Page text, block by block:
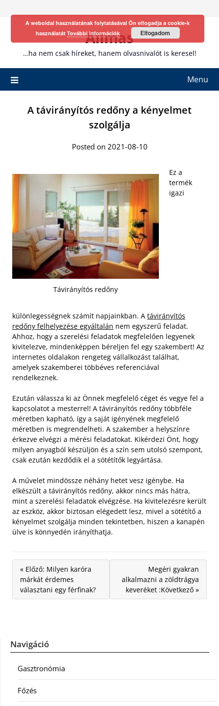
Allmas
…ha nem csak híreket, hanem olvasnivalót is keresel!
Menu
A távirányítós redőny a kényelmet
szolgálja
Posted on 2021-08-10
Távirányítós redőny
Ez a
termék
igazi
különlegességnek számít napjainkban. A távirányítós
redőny felhelyezése egyáltalán nem egyszerű feladat.
Ahhoz, hogy a szerelési feladatok megfelelően legyenek
kivitelezve, mindenképpen béreljen fel egy szakembert! Az
internetes oldalakon rengeteg vállalkozást találhat,
amelyek szakemberei többéves referenciával
rendelkeznek.
Ezután válassza ki az Önnek megfelelő céget és vegye fel a
kapcsolatot a mesterrel! A távirányítós redőny többféle
méretben kapható, így a saját igényének megfelelő
méretben is megrendelheti. A szakember a helyszínre
érkezve elvégzi a mérési feladatokat. Kikérdezi Önt, hogy
milyen anyagból készüljön és a szín sem utolsó szempont,
csak ezután kezdődik el a sötétítők legyártása.
A művelet mindössze néhány hetet vesz igénybe. Ha
elkészült a távirányítós redőny, akkor nincs más hátra,
mint a szerelési feladatok elvégzése. Ha kivitelezésre került
az eszköz, akkor biztosan elégedett lesz, mivel a sötétítő a
kényelmet szolgálja minden tekintetben, hiszen a kanapén
ülve is könnyedén irányíthatja.
« Előző: Milyen karóra
márkát érdemes
választani egy férfinak?
Megéri gyakran
alkalmazni a zöldtrágya
keveréket :Következő »
Navigáció
Gasztronómia
Főzés
A weboldal használatának folytatásával Ön elfogadja a cookie-k
használatát További információk Elfogadom